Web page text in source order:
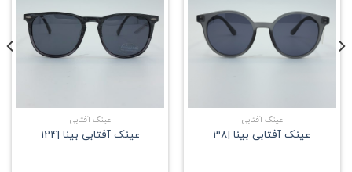
علاقه
مندی
عینک آفتابی
عینک آفتابی بینا |38
علاقه
مندی
عینک آفتابی
عینک آفتابی بینا |124